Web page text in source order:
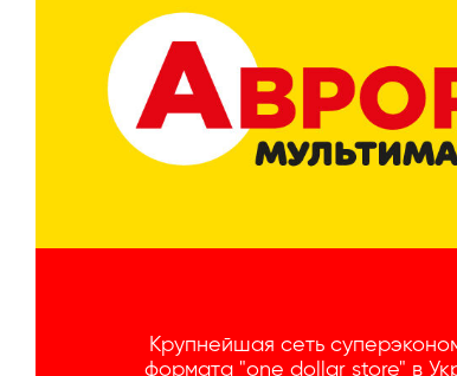
Крупнейшая сеть
формата "one dollar store" в